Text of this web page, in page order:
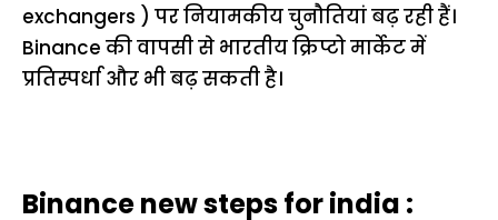
exchangers ) पर नियामकीय चुनौतियां बढ़ रही हैं।
Binance की वापसी से भारतीय क्रिप्टो मार्केट में
प्रतिस्पर्धा और भी बढ़ सकती है।
Binance new steps for india :